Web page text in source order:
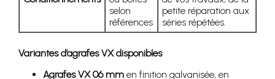
selon
références
petite réparation aux
séries répétées.
Variantes d’agrafes VX disponibles
Agrafes VX 06 mm en finition galvanisée, en